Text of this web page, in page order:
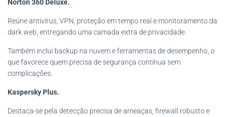
Norton 360 Deluxe.
Reúne antivírus, VPN, proteção em tempo real e monitoramento da
dark web, entregando uma camada extra de privacidade.
Também inclui backup na nuvem e ferramentas de desempenho, o
que favorece quem precisa de segurança contínua sem
complicações.
Kaspersky Plus.
Destaca-se pela detecção precisa de ameaças, firewall robusto e